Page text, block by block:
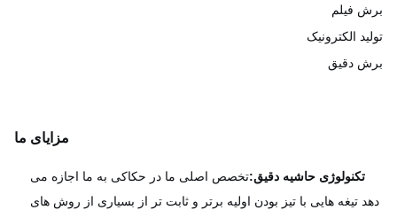
فیلم
الکترونیک
دقیق
مزایای ما
تکنولوژی حاشیه دقیق:تخصص اصلی ما در حکاکی به ما اجازه می
تیغه هایی با تیز بودن اولیه برتر و ثابت تر از بسیاری از روش های